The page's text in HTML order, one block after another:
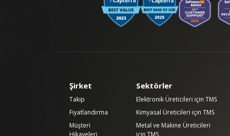
Şirket
Takip
Fiyatlandırma
Müşteri
Hikayeleri
Sektörler
Elektronik Üreticileri için TMS
Kimyasal Üreticileri için TMS
Metal ve Makine Üreticileri
için TMS